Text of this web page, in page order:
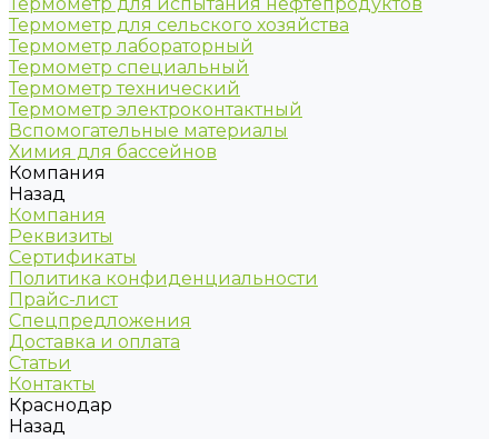
Термометр для сельского хозяйства
Термометр лабораторный
Термометр специальный
Термометр технический
Термометр электроконтактный
Вспомогательные материалы
Химия для бассейнов
Компания
Назад
Компания
Реквизиты
Сертификаты
Политика конфиденциальности
Прайс-лист
Спецпредложения
Доставка и оплата
Статьи
Контакты
Краснодар
Назад